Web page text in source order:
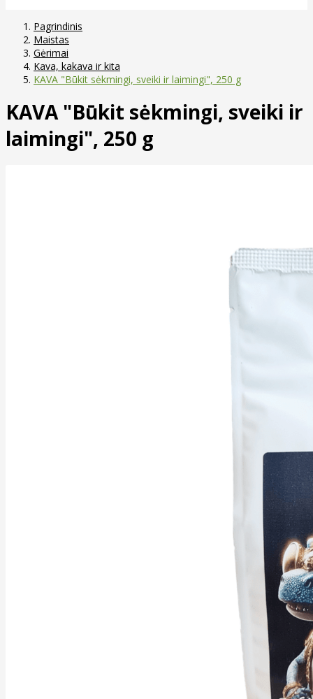
Pagrindinis
Maistas
Gėrimai
Kava, kakava ir kita
KAVA "Būkit sėkmingi, sveiki ir laimingi", 250 g
KAVA "Būkit sėkmingi, sveiki ir
laimingi", 250 g